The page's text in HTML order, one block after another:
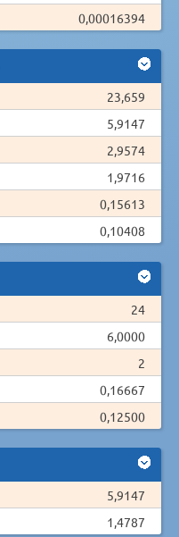
0,00016394
23,659
5,9147
2,9574
1,9716
0,15613
0,10408
24
6,0000
2
0,16667
0,12500
5,9147
1,4787